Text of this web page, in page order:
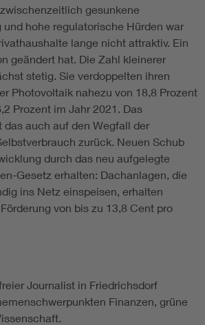
gesunkene
und hohe regulatorische Hürden war
lange nicht attraktiv. Ein
geändert hat. Die Zahl kleinerer
stetig. Sie verdoppelten ihren
Photovoltaik nahezu von 18,8 Prozent
Prozent im Jahr 2021. Das
das auch auf den Wegfall der
zurück. Neuen Schub
durch das neu aufgelegte
Gesetz erhalten: Dachanlagen, die
ins Netz einspeisen, erhalten
von bis zu 13,8 Cent pro
Journalist in Friedrichsdorf
Finanzen, grüne